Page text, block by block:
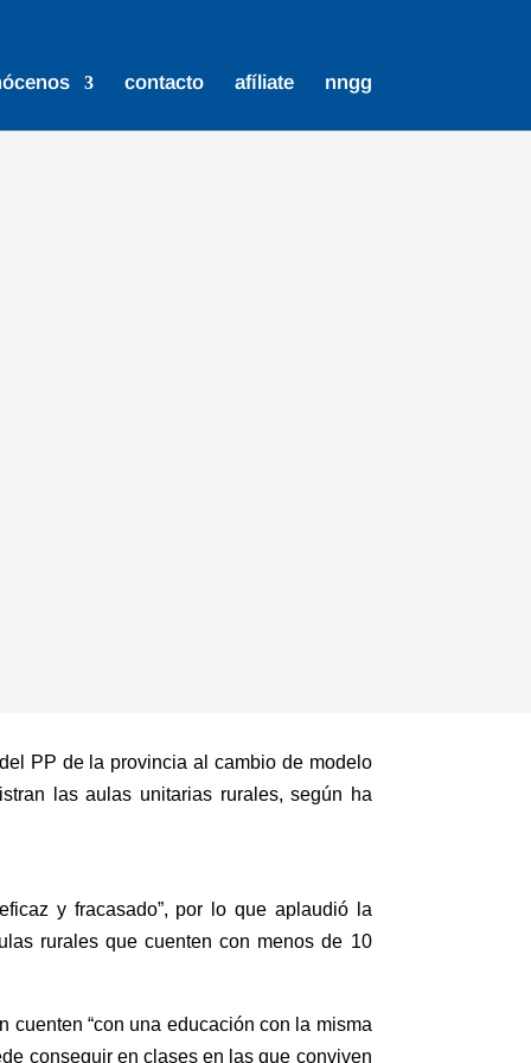
contacto afíliate nngg
PP de la provincia al cambio de modelo
las aulas unitarias rurales, según ha
y fracasado”, por lo que aplaudió la
rurales que cuenten con menos de 10
“con una educación con la misma
conseguir en clases en las que conviven